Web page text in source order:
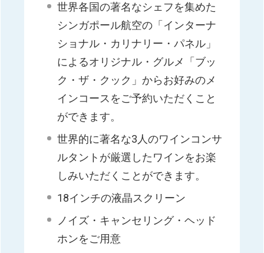
世界各国の著名なシェフを集めた
シンガポール航空の「インターナ
ショナル・カリナリー・パネル」
によるオリジナル・グルメ「ブッ
ク・ザ・クック」からお好みのメ
インコースをご予約いただくこと
ができます。
世界的に著名な3人のワインコンサ
ルタントが厳選したワインをお楽
しみいただくことができます。
18インチの液晶スクリーン
ノイズ・キャンセリング・ヘッド
ホンをご用意